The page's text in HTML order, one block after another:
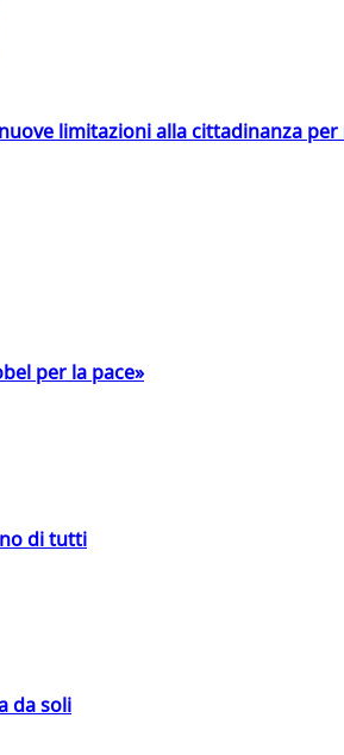
limitazioni alla cittadinanza per
per la pace»
di tutti
da soli